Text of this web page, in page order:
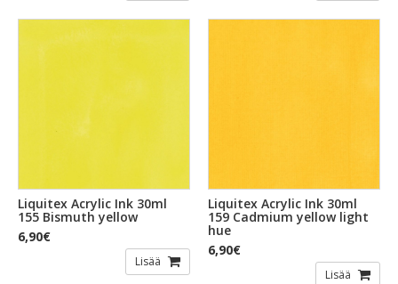
Liquitex Acrylic Ink 30ml
155 Bismuth yellow
6,90€
Lisää
Liquitex Acrylic Ink 30ml
159 Cadmium yellow light
hue
6,90€
Lisää